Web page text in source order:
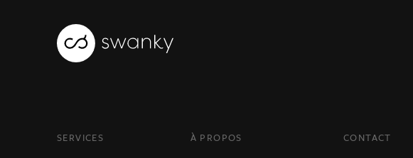
SERVICES À PROPOS CONTACT